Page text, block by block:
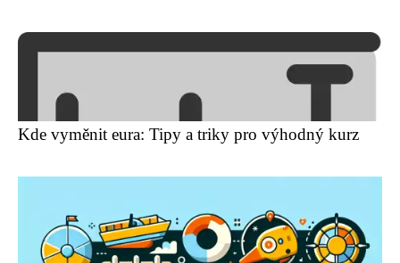
Kde vyměnit eura: Tipy a triky pro výhodný kurz